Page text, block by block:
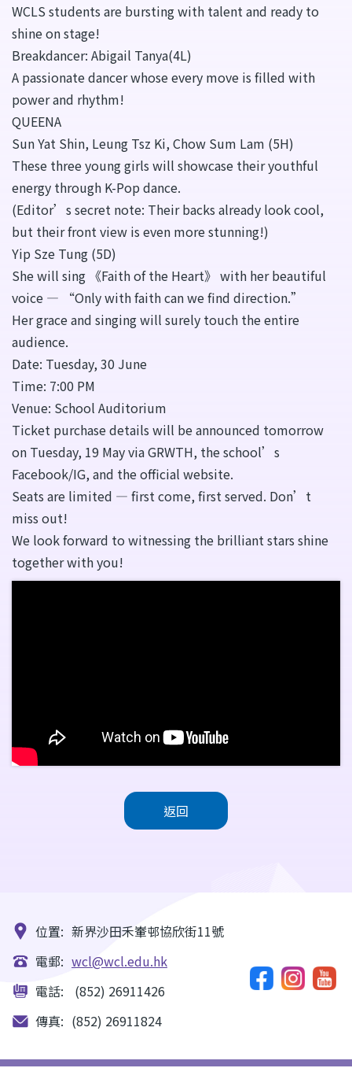
WCLS students are bursting with talent and ready to
shine on stage!
Breakdancer: Abigail Tanya(4L)
A passionate dancer whose every move is filled with
power and rhythm!
QUEENA
Sun Yat Shin, Leung Tsz Ki, Chow Sum Lam (5H)
These three young girls will showcase their youthful
energy through K-Pop dance.
(Editor’s secret note: Their backs already look cool,
but their front view is even more stunning!)
Yip Sze Tung (5D)
She will sing 《Faith of the Heart》 with her beautiful
voice — “Only with faith can we find direction.”
Her grace and singing will surely touch the entire
audience.
Date: Tuesday, 30 June
Time: 7:00 PM
Venue: School Auditorium
Ticket purchase details will be announced tomorrow
on Tuesday, 19 May via GRWTH, the school’s
Facebook/IG, and the official website.
Seats are limited — first come, first served. Don’t
miss out!
We look forward to witnessing the brilliant stars shine
together with you!
返回
位置: 新界沙田禾輋邨協欣街11號
電郵: wcl@wcl.edu.hk
電話:
(852) 26911426
傳真: (852) 26911824